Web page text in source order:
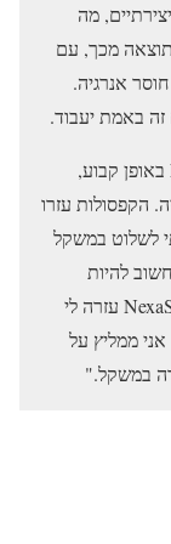
יצירתיים, מה
מכך, עם
אנרגיה.
אבל הופתעתי לטובה! לאחר נטילת NexaSlim באופן קבוע,
הקפסולות עזרו
לשלוט במשקל
להיות
בכושר מצוין כדי להמשיך בתשוקה שלך, ו-NexaSlim עזרה לי
ממליץ על
במשקל."